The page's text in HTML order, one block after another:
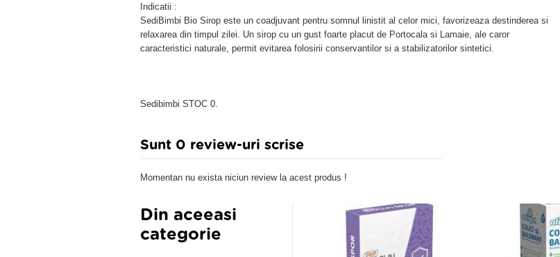
Indicatii :
SediBimbi Bio Sirop este un coadjuvant pentru somnul linistit al celor mici, favorizeaza destinderea si
relaxarea din timpul zilei. Un sirop cu un gust foarte placut de Portocala si Lamaie, ale caror
caracteristici naturale, permit evitarea folosirii conservantilor si a stabilizatorilor sintetici.
Sedibimbi STOC 0.
Sunt 0 review-uri scrise
Momentan nu exista niciun review la acest produs !
Din aceeasi
categorie